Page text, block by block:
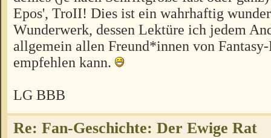
Epos', TroII! Dies ist ein wahrhaftig
Wunderwerk, dessen Lektüre ich jedem
allgemein allen Freund*innen von
empfehlen kann.
LG BBB
Re: Fan-Geschichte: Der Ewige Rat